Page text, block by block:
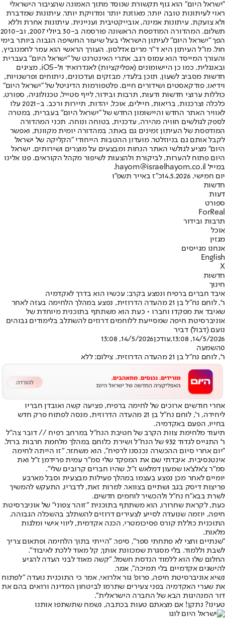
"ישראל היום" הוא גוף תקשורת שנוסד מתוך האמונה שהציבור הישראלי
ראוי לעיתונות טובה יותר, מאוזנת יותר ומדויקת יותר. עיתונות שמדברת
ולא צועקת. עיתונות אמינה, אובייקטיבית ועניינית. עיתונות אחרת וללא
תשלום. המהדורה המודפסת הראשונה פורסמה ב-30 ביולי 2007, וב-2010
הפך "ישראל היום" לעיתון הישראלי בעל שיעור החשיפה הגבוה ביותר בימי
חול. מו"ל העיתון היא ד"ר מרים אדלסון. העורך הראשי הוא עמר לחמנוביץ,
והעורך המייסד הוא עמוס רגב. אתרי האינטרנט של "ישראל היום" בעברית
ובאנגלית, כמו כן היישומונים (אפליקציות) לאנדרואיד ול-iOS, מציגים
חדשות מסביב לשעון, תוכן בלעדי, מבזקים ועדכונים, ניתוחים ופרשנויות,
וידיאו, פודקאסטים ושידורים חיים. פלטפורמות הדיגיטל של "ישראל היום"
כוללות ערוצי חדשות ודעות, תרבות ובידור, לייף סטייל, טכנולוגיה, ספורט,
כלכלה וצרכנות, בריאות, חיילים, אוכל, יהדות, תיירות ורכב. ב-2021 עלו
לאוויר האתר החדש והיישומון החדש של "ישראל היום" בעברית, במטרה
לספק לגולשים חוויה מהירה, עדכנית, בטוחה ונוחה. תכני המהדורה
המודפסת של העיתון זמינים גם באתר, במהדורה יומית מקוונת, ואפשר
לקבל אותם גם בניוזלטר. מועדון ההטבות הייחודי "הקליקה של ישראל
היום" מציע לגולשי האתר הנחות ומבצעים על מוצרים ושירותים. ישראל
היום פתוח להערות, לביקורת ולהצעות לשיפור מקהל הקוראים. פנו אלינו
במייל hayom@israelhayom.co.il.
יום חמישי, 14.5.2026
כ"ז באייר תשפ"ו
חדשות
דעות
ספורט
ForReal
תרבות ובידור
אוכל
מגזין
אנחנו מגייסים
English
X
חדשות
חינוך
איבד חברים ברפיח ונפצע בקרב: עכשיו הוא בדרך לאקדמיה
ר', לוחם נח"ל בן 21 מהעדה הדרוזית, נפצע במהלך הלחימה בעזה לאחר
שאיבד את מפקדו וחברו • כעת הוא משתתף בתוכנית מיוחדת של
אוניברסיטת חיפה שמסייעת ללוחמים דרוזים להשתלב בלימודים גבוהים
נועם (דבול) דביר
14/5/2026, 13:08
,עודכן14/5/2026, 13:08
0השמעה
ר', לוחם נח"ל בן 21 מהעדה הדרוזית. צילום: ללא
אחרי חודשים ארוכים של לחימה ברפיח, פציעה קשה ואובדן חבריו
ליחידה, ר', לוחם נח"ל בן 21 מהעדה הדרוזית, מנסה לפתוח פרק חדש
בחייו, הפעם באקדמיה.
תיעוד מלחימת צוות הקרב של חטיבת הנח״ל במרחב רפיח // דובר צה"ל
ר' התגייס לגדוד 932 של הנח"ל ושירת כלוחם במהלך מלחמת חרבות ברזל.
"יום אחרי סיום ההכשרה נכנסנו לרפיח", הוא משחזר. "זו הייתה לחימה
אינטנסיבית. איבדתי שם את המפקד שלי סמ"ר עמית פרידמן ז"ל ואת
סמ"ר צ'אלצ'או שמעון דמלאש ז"ל, שהיו חברים קרובים שלי".
יומיים לאחר מכן נפצע בעצמו במהלך פעילות מבצעית וסבל מארבע
פריצות דיסק בגב ושתיים בצוואר. למרות זאת, לדבריו, התעקש להמשיך
לשרת בבא"ח נח"ל ולהכשיר לוחמים חדשים.
כעת, לקראת שחרורו, הוא משתתף בתוכנית "זוהר צפוני" של אוניברסיטת
חיפה, יוזמה שנועדה לסייע לצעירים דרוזים להשתלב בהשכלה הגבוהה.
התוכנית כוללת קורס פסיכומטרי, הכנה אקדמית, ליווי אישי ומלגות
מלאות.
"שנתיים וחצי לא פתחתי ספר", סיפר. "הייתי בתוך הלחימה ופתאום צריך
לשבת וללמוד. בלי מסגרת שמכוונת אותך, קל מאוד ללכת לאיבוד".
החלום שלו הוא ללמוד הנדסת חשמל. "קשה מאוד לבני העדה להגיע
להישגים אקדמיים בלי תמיכה", אמר.
נשיא אוניברסיטת חיפה, פרופ׳ גור אלרואי, אמר כי התוכנית נועדה "לפתוח
את שערי האקדמיה בפני צעירים שתרמו לביטחון המדינה ורואים בהם את
דור המנהיגות הבא של החברה הישראלית".
טעינו? נתקן! אם מצאתם טעות בכתבה, נשמח שתשתפו אותנו